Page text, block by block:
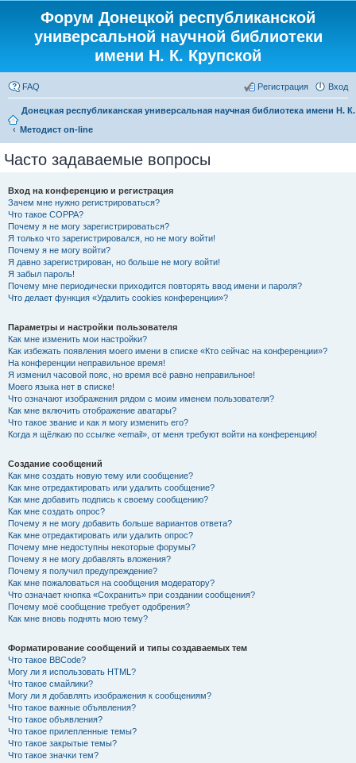
Форум Донецкой республиканской
универсальной научной библиотеки
имени Н. К. Крупской
FAQ Вход
Регистрация
Донецкая республиканская универсальная научная библиотека имени Н.
Методист on-line
Часто задаваемые вопросы
Вход на конференцию и регистрация
Зачем мне нужно регистрироваться?
Что такое COPPA?
Почему я не могу зарегистрироваться?
Я только что зарегистрировался, но не могу войти!
Почему я не могу войти?
Я давно зарегистрирован, но больше не могу войти!
Я забыл пароль!
Почему мне периодически приходится повторять ввод имени и пароля?
Что делает функция «Удалить cookies конференции»?
Параметры и настройки пользователя
Как мне изменить мои настройки?
Как избежать появления моего имени в списке «Кто сейчас на конференции»?
На конференции неправильное время!
Я изменил часовой пояс, но время всё равно неправильное!
Моего языка нет в списке!
Что означают изображения рядом с моим именем пользователя?
Как мне включить отображение аватары?
Что такое звание и как я могу изменить его?
Когда я щёлкаю по ссылке «email», от меня требуют войти на конференцию!
Создание сообщений
Как мне создать новую тему или сообщение?
Как мне отредактировать или удалить сообщение?
Как мне добавить подпись к своему сообщению?
Как мне создать опрос?
Почему я не могу добавить больше вариантов ответа?
Как мне отредактировать или удалить опрос?
Почему мне недоступны некоторые форумы?
Почему я не могу добавлять вложения?
Почему я получил предупреждение?
Как мне пожаловаться на сообщения модератору?
Что означает кнопка «Сохранить» при создании сообщения?
Почему моё сообщение требует одобрения?
Как мне вновь поднять мою тему?
Форматирование сообщений и типы создаваемых тем
Что такое BBCode?
Могу ли я использовать HTML?
Что такое смайлики?
Могу ли я добавлять изображения к сообщениям?
Что такое важные объявления?
Что такое объявления?
Что такое прилепленные темы?
Что такое закрытые темы?
Что такое значки тем?